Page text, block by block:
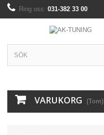
Ring oss: 031-382 33 00
VARUKORG (Tom)